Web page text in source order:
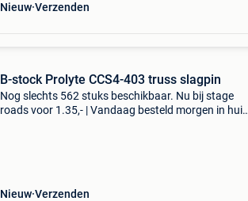
Nieuw Verzenden
B-stock Prolyte CCS4-403 truss slagpin
Nog slechts 562 stuks beschikbaar. Nu bij stage
roads voor 1.35,- | Vandaag besteld morgen in huis
Nieuw Verzenden